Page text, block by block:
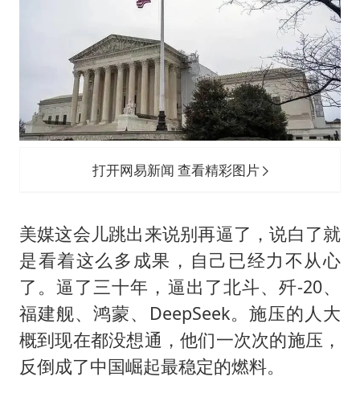
打开网易新闻 查看精彩图片
美媒这会儿跳出来说别再逼了，说白了就
是看着这么多成果，自己已经力不从心
了。逼了三十年，逼出了北斗、歼-20、
福建舰、鸿蒙、DeepSeek。施压的人大
概到现在都没想通，他们一次次的施压，
反倒成了中国崛起最稳定的燃料。